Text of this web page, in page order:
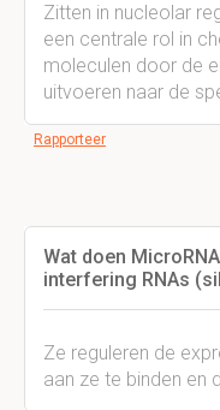
Zitten in nucleolar
een centrale rol in
moleculen door de
uitvoeren naar de
Rapporteer
Wat doen
interfering RNAs
Ze reguleren de
aan ze te binden en